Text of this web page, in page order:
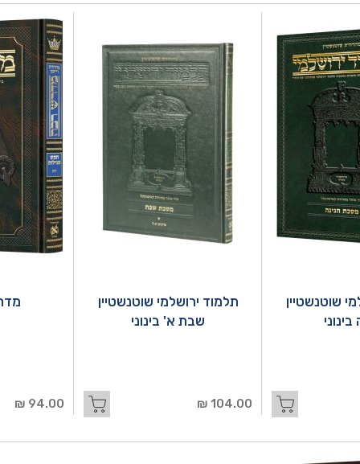
שוטנשטיין
תלמוד ירושלמי שוטנשטיין
שבת א' בינוני
104.00 ₪
94.00 ₪